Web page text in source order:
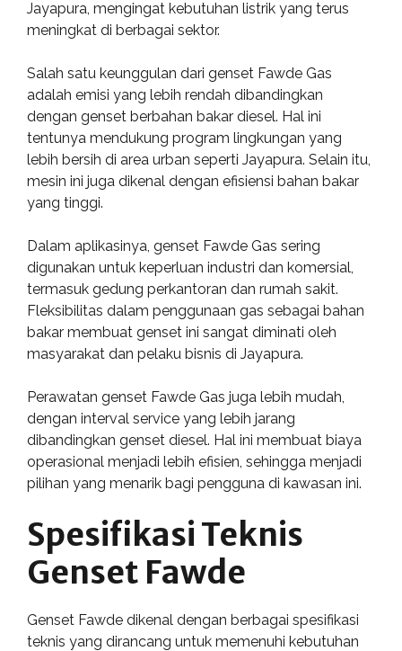
Jayapura, mengingat kebutuhan listrik yang terus
meningkat di berbagai sektor.
Salah satu keunggulan dari genset Fawde Gas
adalah emisi yang lebih rendah dibandingkan
dengan genset berbahan bakar diesel. Hal ini
tentunya mendukung program lingkungan yang
lebih bersih di area urban seperti Jayapura. Selain itu,
mesin ini juga dikenal dengan efisiensi bahan bakar
yang tinggi.
Dalam aplikasinya, genset Fawde Gas sering
digunakan untuk keperluan industri dan komersial,
termasuk gedung perkantoran dan rumah sakit.
Fleksibilitas dalam penggunaan gas sebagai bahan
bakar membuat genset ini sangat diminati oleh
masyarakat dan pelaku bisnis di Jayapura.
Perawatan genset Fawde Gas juga lebih mudah,
dengan interval service yang lebih jarang
dibandingkan genset diesel. Hal ini membuat biaya
operasional menjadi lebih efisien, sehingga menjadi
pilihan yang menarik bagi pengguna di kawasan ini.
Spesifikasi Teknis
Genset Fawde
Genset Fawde dikenal dengan berbagai spesifikasi
teknis yang dirancang untuk memenuhi kebutuhan